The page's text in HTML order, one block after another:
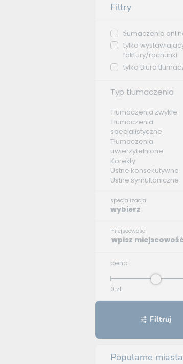
Filtry
tłumaczenia
tylko
faktury/rachunki
tylko Biura
Typ tłumaczenia
Tłumaczenia zwykłe
Tłumaczenia
specjalistyczne
Tłumaczenia
uwierzytelnione
Korekty
Ustne konsekutywne
Ustne symultaniczne
specjalizacja
wybierz
miejscowość
cena
0 zł
Filtruj
Popularne miasta